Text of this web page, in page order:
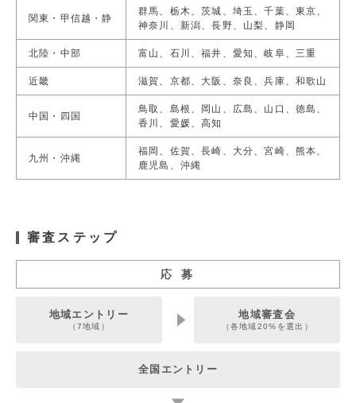
関東・甲信越・静
群馬、栃木、茨城、埼玉、千葉、東京、
神奈川、新潟、長野、山梨、静岡
北陸・中部 富山、石川、福井、愛知、岐阜、三重
近畿 滋賀、京都、大阪、奈良、兵庫、和歌山
中国・四国
鳥取、島根、岡山、広島、山口、徳島、
香川、愛媛、高知
九州・沖縄
福岡、佐賀、長崎、大分、宮崎、熊本、
鹿児島、沖縄
審査ステップ
応 募
地域エントリー
（7地域）
地域審査会
（各地域20%を選出）
全国エントリー